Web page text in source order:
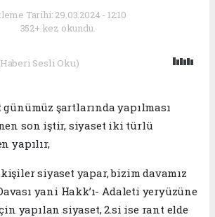
Tarihi: 29.03.2024 - 12:10
352+ kez okundu.
Sesli Oku)
günümüz şartlarında yapılması
son iştir, siyaset iki türlü
yapılır,
kişiler siyaset yapar, bizim davamız
yani Hakk’ı- Adaleti yeryüzüne
yapılan siyaset, 2.si ise rant elde